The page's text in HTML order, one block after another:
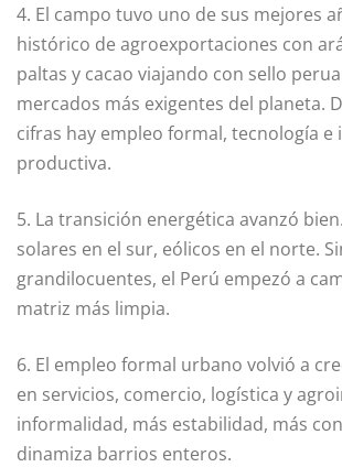
4. El campo tuvo uno de sus mejores
histórico de agroexportaciones con
paltas y cacao viajando con sello
mercados más exigentes del planeta.
cifras hay empleo formal, tecnología e
productiva.
5. La transición energética avanzó
solares en el sur, eólicos en el norte.
grandilocuentes, el Perú empezó a
matriz más limpia.
6. El empleo formal urbano volvió a
en servicios, comercio, logística y
informalidad, más estabilidad, más
dinamiza barrios enteros.